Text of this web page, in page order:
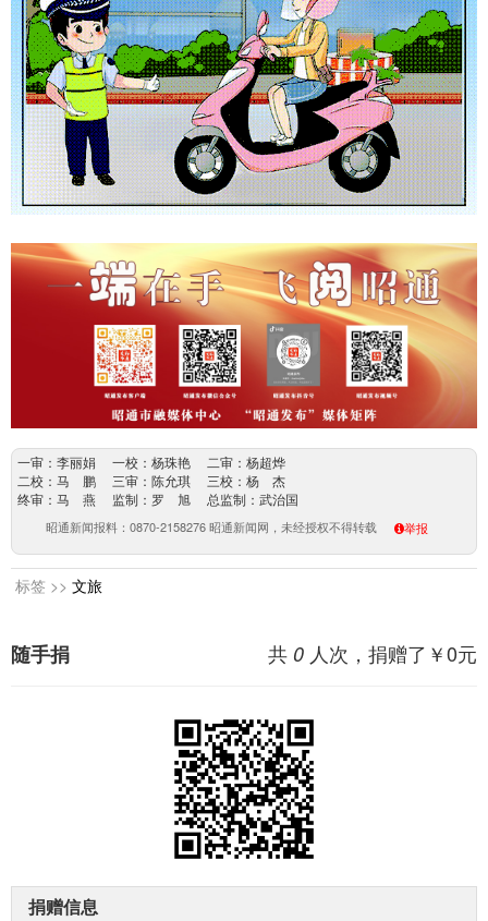
一审：李丽娟 一校：杨珠艳 二审：杨超烨
二校：马 鹏 三审：陈允琪 三校：杨 杰
终审：马 燕 监制：罗 旭 总监制：武治国
昭通新闻报料：0870-2158276 昭通新闻网，未经授权不得转载 举报
标签 >> 文旅
共 0 人次，捐赠了￥0元
随手捐
捐赠信息